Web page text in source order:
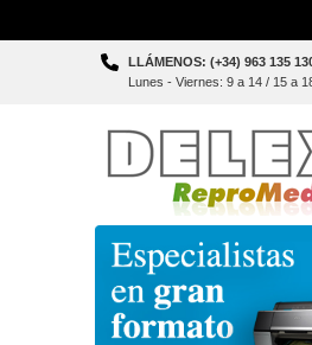
Skip
LLÁMENOS: (+34) 963 135
Lunes - Viernes: 9 a 14 / 15 a